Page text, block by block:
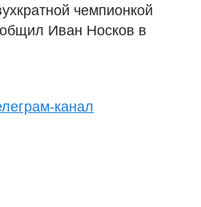
чемпионкой
Иван Носков в
канал